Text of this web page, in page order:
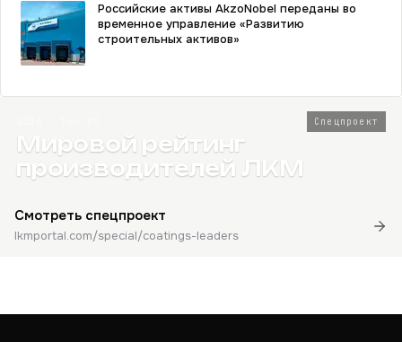
Российские активы AkzoNobel переданы во
временное управление «Развитию
строительных активов»
Спецпроект
Мировой рейтинг
производителей ЛКМ
Смотреть спецпроект
lkmportal.com/special/coatings-leaders